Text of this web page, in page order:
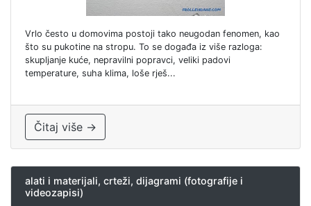
Vrlo često u domovima postoji tako neugodan fenomen, kao
što su pukotine na stropu. To se događa iz više razloga:
skupljanje kuće, nepravilni popravci, veliki padovi
temperature, suha klima, loše rješ...
Čitaj više →
alati i materijali, crteži, dijagrami (fotografije i
videozapisi)